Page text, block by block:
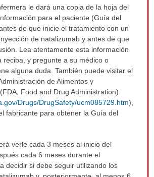
le dará una copia de la hoja del
para el paciente (Guía del
de que inicie el tratamiento con un
de natalizumab y antes de que
Lea atentamente esta información
reciba, y pregunte a su médico o
alguna duda. También puede visitar el
de Alimentos y
Food and Drug Administration)
Drugs/DrugSafety/ucm085729.htm),
fabricante para obtener la Guía del
verle cada 3 meses al inicio del
cada 6 meses durante el
decidir si debe seguir utilizando los